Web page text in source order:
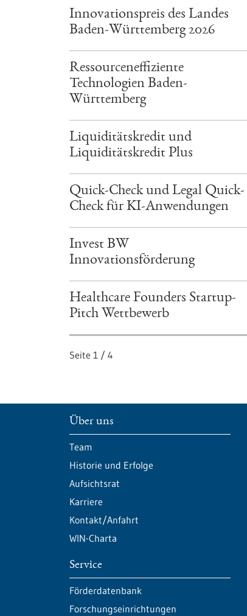
Innovationspreis des Landes
Baden-Württemberg 2026
Ressourceneffiziente
Technologien Baden-
Württemberg
Liquiditätskredit und
Liquiditätskredit Plus
Quick-Check und Legal Quick-
Check für KI-Anwendungen
Invest BW
Innovationsförderung
Healthcare Founders Startup-
Pitch Wettbewerb
Seite 1 / 4
Über uns
Team
Historie und Erfolge
Aufsichtsrat
Karriere
Kontakt/Anfahrt
WIN-Charta
Service
Förderdatenbank
Forschungseinrichtungen